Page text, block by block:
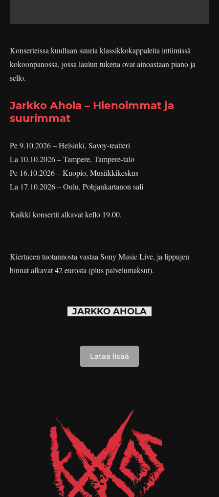
Konserteissa kuullaan suuria klassikkokappaleita intiimissä
kokoonpanossa, jossa laulun tukena ovat ainoastaan piano ja
sello.
Jarkko Ahola – Hienoimmat ja
suurimmat
Pe 9.10.2026 – Helsinki, Savoy-teatteri
La 10.10.2026 – Tampere, Tampere-talo
Pe 16.10.2026 – Kuopio, Musiikkikeskus
La 17.10.2026 – Oulu, Pohjankartanon sali
Kaikki konsertit alkavat kello 19.00.
Kiertueen tuotannosta vastaa Sony Music Live, ja lippujen
hinnat alkavat 42 eurosta (plus palvelumaksut).
JARKKO AHOLA
Lataa lisää